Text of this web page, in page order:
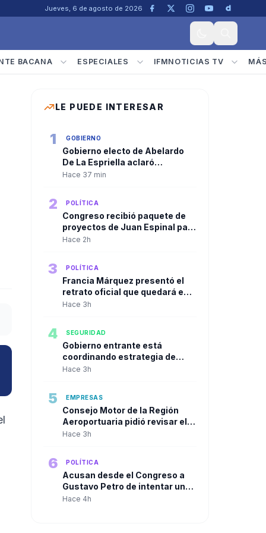
Jueves, 6 de agosto de 2026
BACANA ESPECIALES IFMNOTICIAS TV
LE PUEDE INTERESAR
1 GOBIERNO
Gobierno electo de Abelardo
De La Espriella aclaró
convocatoria a diplomáticos
Hace 37 min
2 POLÍTICA
Congreso recibió paquete de
proyectos de Juan Espinal para
blindar la seguridad energética
Hace 2h
3 POLÍTICA
Francia Márquez presentó el
retrato oficial que quedará en
la Casa Vicepresidencial al
Hace 3h
4 SEGURIDAD
Gobierno entrante está
coordinando estrategia de
seguridad urbana con alcaldes
Hace 3h
5 EMPRESAS
Consejo Motor de la Región
Aeroportuaria pidió revisar el
Plan Maestro del José María
aérea del país
Hace 3h
6 POLÍTICA
Acusan desde el Congreso a
Gustavo Petro de intentar un
"Golpe de Estado" en contra de
Hace 4h